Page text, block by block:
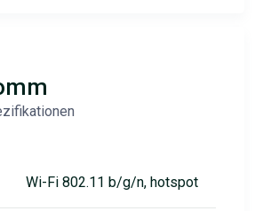
Wi-Fi 802.11 b/g/n, hotspot